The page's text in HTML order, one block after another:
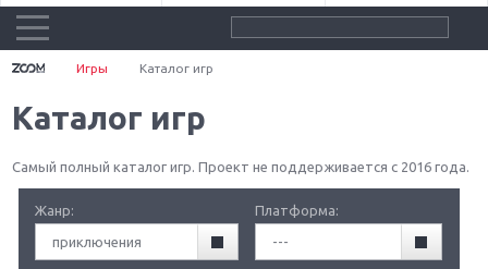
Игры Каталог игр
Каталог игр
Самый полный каталог игр. Проект не поддерживается с 2016 года.
Жанр:
приключения
Платформа:
---